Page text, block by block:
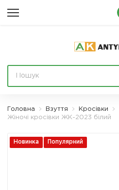
Головна Взуття Кросівки
Жіночі кросівки ЖК-2023 білий
Новинка Популярний